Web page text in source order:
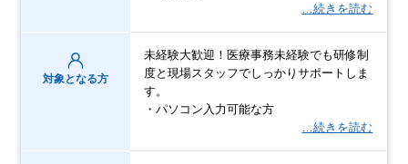
…続きを読む
対象となる方
未経験大歓迎！医療事務未経験でも研修制
度と現場スタッフでしっかりサポートしま
す。
・パソコン入力可能な方
…続きを読む